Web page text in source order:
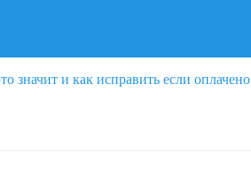
и как исправить если оплачено